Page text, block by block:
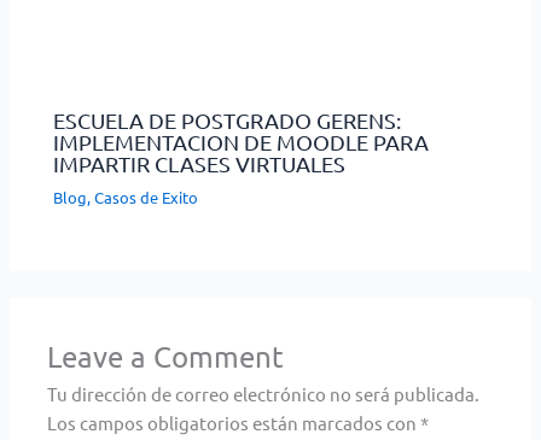
ESCUELA DE POSTGRADO GERENS:
IMPLEMENTACION DE MOODLE PARA
IMPARTIR CLASES VIRTUALES
Blog,Casos de Exito
Leave a Comment
Tu dirección de correo electrónico no será publicada.
Los campos obligatorios están marcados con*